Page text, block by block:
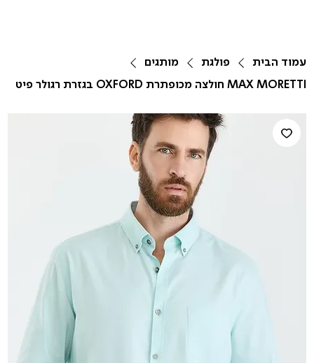
עמוד הבית פולגת
מותגים
MAX MORETTI חולצה מכופתרת OXFORD בגזרת רגולר פיט